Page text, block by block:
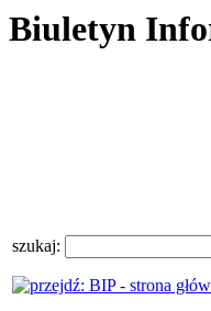
Biuletyn
szukaj: